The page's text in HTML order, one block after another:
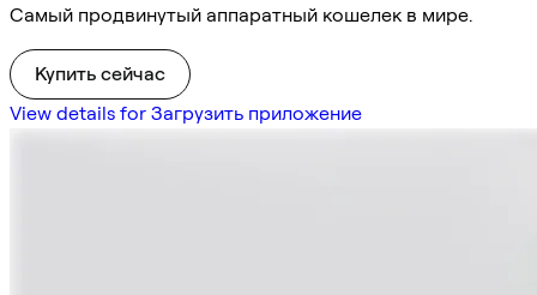
Самый продвинутый аппаратный кошелек в мире.
Купить сейчас
View details for Загрузить приложение